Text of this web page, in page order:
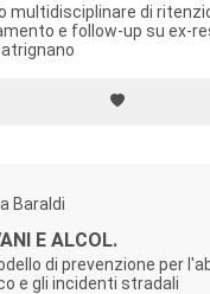
multidisciplinare di
e follow-up su ex-
Baraldi
E ALCOL.
di prevenzione per
e gli incidenti stradali